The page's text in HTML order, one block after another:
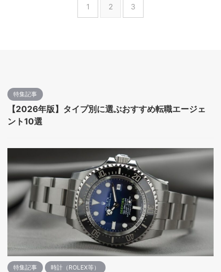
1 2 3
特集記事
【2026年版】タイプ別に選ぶおすすめ転職エージェ
ント10選
特集記事 時計（ROLEX等）